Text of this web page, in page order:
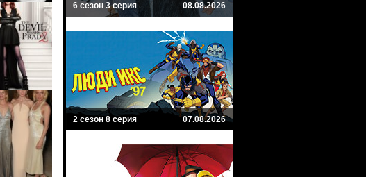
6 сезон 3 серия 08.08.2026
2 сезон 8 серия 07.08.2026